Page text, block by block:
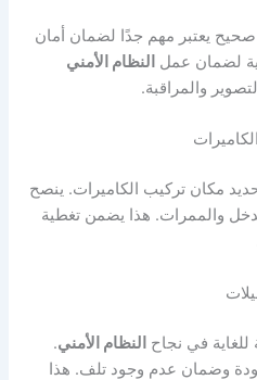
يعتبر مهم جدًا لضمان أمان
لضمان عمل النظام الأمني
والمراقبة.
مكان تركيب الكاميرات. ينصح
والممرات. هذا يضمن تغطية
في نجاح النظام الأمني.
وضمان عدم وجود تلف. هذا